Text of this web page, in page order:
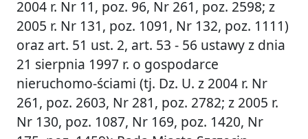
2004 r. Nr 11, poz. 96, Nr 261, poz. 2598; z
2005 r. Nr 131, poz. 1091, Nr 132, poz. 1111)
oraz art. 51 ust. 2, art. 53 - 56 ustawy z dnia
21 sierpnia 1997 r. o gospodarce
nieruchomo-ściami (tj. Dz. U. z 2004 r. Nr
261, poz. 2603, Nr 281, poz. 2782; z 2005 r.
Nr 130, poz. 1087, Nr 169, poz. 1420, Nr